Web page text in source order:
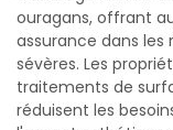
ouragans, offrant
assurance dans les
sévères. Les
traitements de
réduisent les